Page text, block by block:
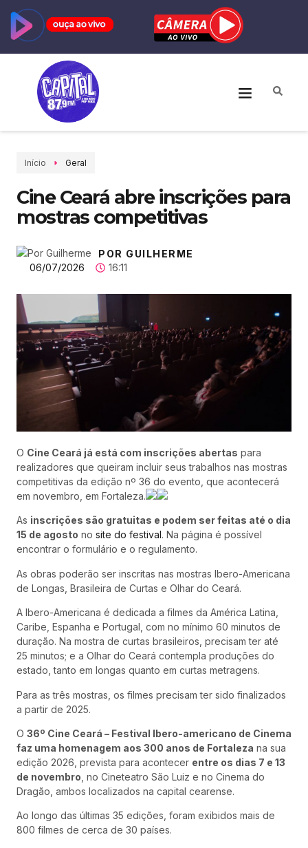
Início Geral
Cine Ceará abre inscrições para
mostras competitivas
POR GUILHERME
06/07/2026
16:11
O Cine Ceará já está com inscrições abertas para
realizadores que queiram incluir seus trabalhos nas mostras
competitivas da edição nº 36 do evento, que acontecerá
em novembro, em Fortaleza.
As inscrições são gratuitas e podem ser feitas até o dia
15 de agosto no site do festival. Na página é possível
encontrar o formulário e o regulamento.
As obras poderão ser inscritas nas mostras Ibero-Americana
de Longas, Brasileira de Curtas e Olhar do Ceará.
A Ibero-Americana é dedicada a filmes da América Latina,
Caribe, Espanha e Portugal, com no mínimo 60 minutos de
duração. Na mostra de curtas brasileiros, precisam ter até
25 minutos; e a Olhar do Ceará contempla produções do
estado, tanto em longas quanto em curtas metragens.
Para as três mostras, os filmes precisam ter sido finalizados
a partir de 2025.
O 36º Cine Ceará – Festival Ibero-americano de Cinema
faz uma homenagem aos 300 anos de Fortaleza na sua
edição 2026, prevista para acontecer entre os dias 7 e 13
de novembro , no Cineteatro São Luiz e no Cinema do
Dragão, ambos localizados na capital cearense.
Ao longo das últimas 35 edições, foram exibidos mais de
800 filmes de cerca de 30 países.